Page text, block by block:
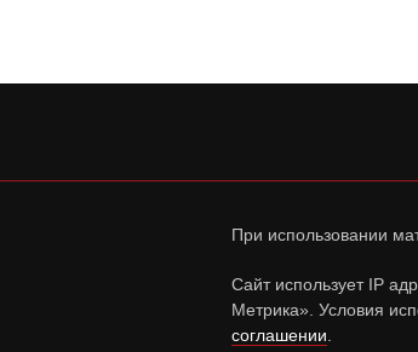
При использовании
Сайт использует IP
Метрика». Условия
соглашении